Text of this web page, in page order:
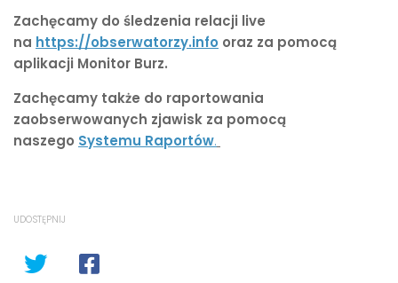
Zachęcamy do śledzenia relacji live
na https://obserwatorzy.info oraz za pomocą
aplikacji Monitor Burz.
Zachęcamy także do raportowania
zaobserwowanych zjawisk za pomocą
naszego Systemu Raportów.
UDOSTĘPNIJ